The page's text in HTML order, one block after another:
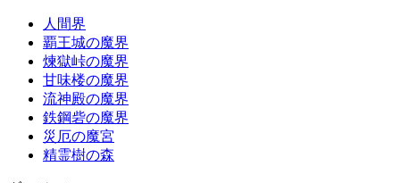
人間界
覇王城の魔界
煉獄峠の魔界
甘味楼の魔界
流神殿の魔界
鉄鋼砦の魔界
災厄の魔宮
精霊樹の森